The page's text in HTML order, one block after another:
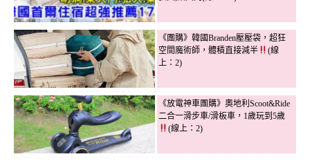
《團購》韓國Branden壓壓袋，超狂
空間魔術師，體積直接減半
(線
上：2)
《放電神車團購》奧地利Scoot&Ride
二合一滑步車/滑板車，1歲玩到5歲
(線上：2)